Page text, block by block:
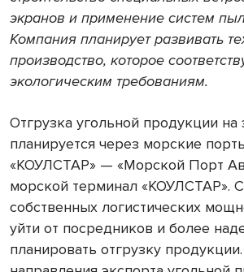
экранов и применение систем
Компания планирует развивать
производство, которое
экологическим требованиям.
Отгрузка угольной продукции на
планируется через морские
«КОУЛСТАР» — «Морской Порт
морской терминал «КОУЛСТАР».
собственных логистических
уйти от посредников и более
планировать отгрузку